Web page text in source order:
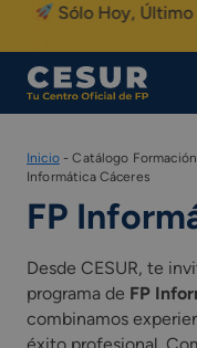
content
Sólo Hoy, Último
Inicio-Catálogo
Informática Cáceres
FP
Desde CESUR, te
programa de FP
combinamos